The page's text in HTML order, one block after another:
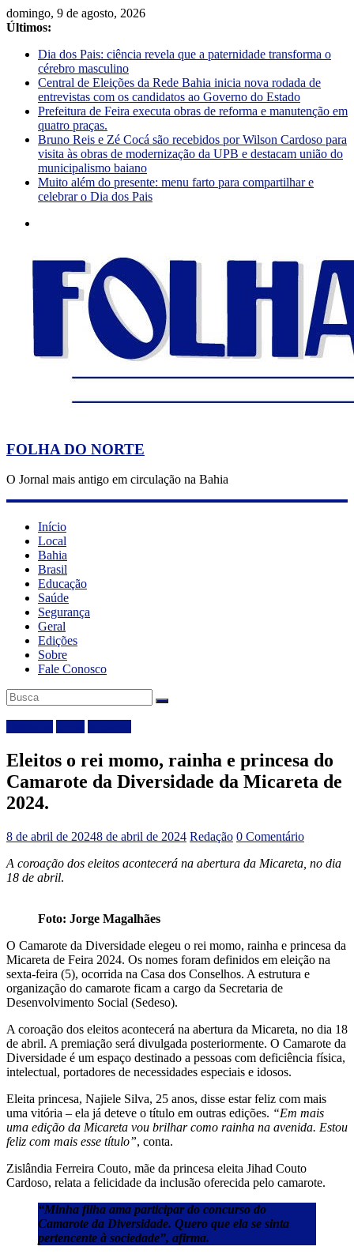
domingo, 9 de agosto, 2026
Últimos:
Dia dos Pais: ciência revela que a paternidade transforma o
cérebro masculino
Central de Eleições da Rede Bahia inicia nova rodada de
entrevistas com os candidatos ao Governo do Estado
Prefeitura de Feira executa obras de reforma e manutenção em
quatro praças.
Bruno Reis e Zé Cocá são recebidos por Wilson Cardoso para
visita às obras de modernização da UPB e destacam união do
municipalismo baiano
Muito além do presente: menu farto para compartilhar e
celebrar o Dia dos Pais
FOLHA DO NORTE
O Jornal mais antigo em circulação na Bahia
Início
Local
Bahia
Brasil
Educação
Saúde
Segurança
Geral
Edições
Sobre
Fale Conosco
Eleitos o rei momo, rainha e princesa do
Camarote da Diversidade da Micareta de
2024.
8 de abril de 20248 de abril de 2024 Redação 0 Comentário
A coroação dos eleitos acontecerá na abertura da Micareta, no dia
18 de abril.
Foto: Jorge Magalhães
O Camarote da Diversidade elegeu o rei momo, rainha e princesa da
Micareta de Feira 2024. Os nomes foram definidos em eleição na
sexta-feira (5), ocorrida na Casa dos Conselhos. A estrutura e
organização do camarote ficam a cargo da Secretaria de
Desenvolvimento Social (Sedeso).
A coroação dos eleitos acontecerá na abertura da Micareta, no dia 18
de abril. A premiação será divulgada posteriormente. O Camarote da
Diversidade é um espaço destinado a pessoas com deficiência física,
intelectual, portadores de necessidades especiais e idosos.
Eleita princesa, Najiele Silva, 25 anos, disse estar feliz com mais
uma vitória – ela já deteve o título em outras edições. “Em mais
uma edição da Micareta vou brilhar como rainha na avenida. Estou
feliz com mais esse título”, conta.
Zislândia Ferreira Couto, mãe da princesa eleita Jihad Couto
Cardoso, relata a felicidade da inclusão oferecida pelo camarote.
“Minha filha ama participar do concurso do
Camarote da Diversidade. Quero que ela se sinta
pertencente à sociedade”, afirma.